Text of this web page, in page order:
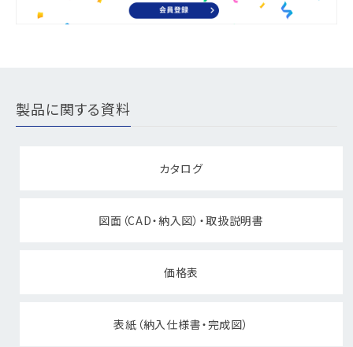
製品に関する資料
カタログ
図面（CAD・納入図）・取扱説明書
価格表
表紙（納入仕様書・完成図）